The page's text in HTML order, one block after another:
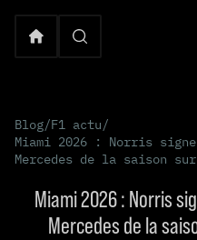
Blog/F1 actu/
Miami 2026 : Norris
Mercedes de la saison
Miami 2026 : Norris
Mercedes de la